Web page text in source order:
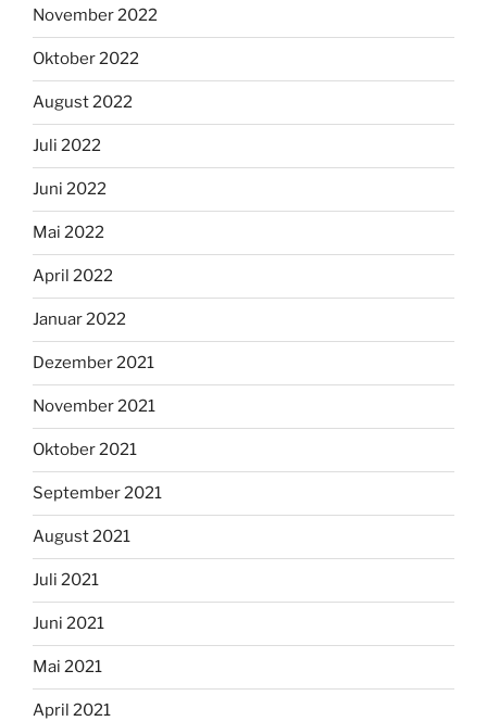
November 2022
Oktober 2022
August 2022
Juli 2022
Juni 2022
Mai 2022
April 2022
Januar 2022
Dezember 2021
November 2021
Oktober 2021
September 2021
August 2021
Juli 2021
Juni 2021
Mai 2021
April 2021